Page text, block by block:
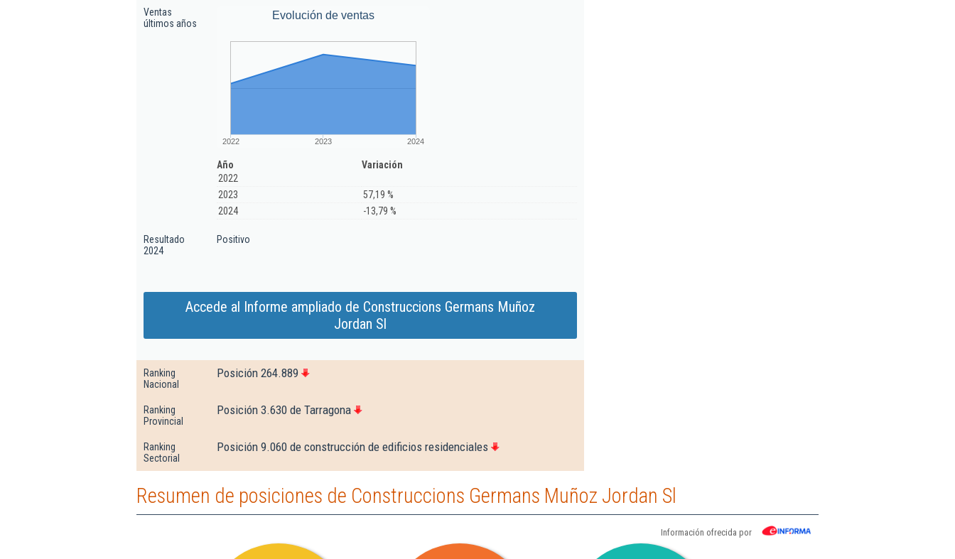
Ventas
últimos años
Evolución de ventas
2022 2023 2024
Año
Variación
2022
2023
57,19 %
2024
-13,79 %
Resultado
2024
Positivo
Accede al Informe ampliado de Construccions Germans Muñoz
Jordan Sl
Ranking
Nacional
Posición 264.889
Ranking
Provincial
Posición 3.630 de Tarragona
Ranking
Sectorial
Posición 9.060 de construcción de edificios residenciales
Resumen de posiciones de Construccions Germans Muñoz Jordan Sl
Información ofrecida por